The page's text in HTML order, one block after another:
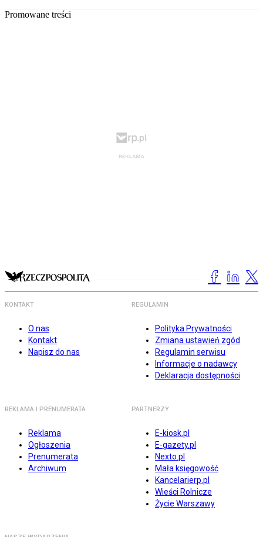
Promowane treści
KONTAKT
O nas
Kontakt
Napisz do nas
REGULAMIN
Polityka Prywatności
Zmiana ustawień zgód
Regulamin serwisu
Informacje o nadawcy
Deklaracja dostępności
REKLAMA I PRENUMERATA
Reklama
Ogłoszenia
Prenumerata
Archiwum
PARTNERZY
E-kiosk.pl
E-gazety.pl
Nexto.pl
Mała księgowość
Kancelarierp.pl
Wieści Rolnicze
Życie Warszawy